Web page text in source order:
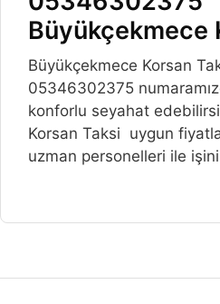
Büyükçekmece
Büyükçekmece Korsan
05346302375
konforlu seyahat
Korsan Taksi uygun
uzman personelleri ile işini